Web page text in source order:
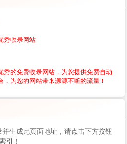
秀收录网站
秀的免费收录网站，为您提供免费自动
为您的网站带来源源不断的流量！
并生成此页面地址，请点击下方按钮
引！